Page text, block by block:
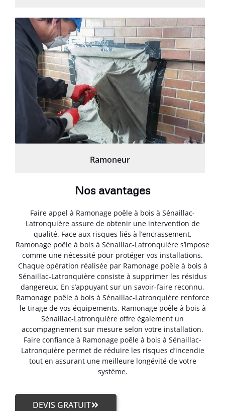
Ramoneur
Nos avantages
Faire appel à Ramonage poêle à bois à Sénaillac-
Latronquière assure de obtenir une intervention de
qualité. Face aux risques liés à l’encrassement,
Ramonage poêle à bois à Sénaillac-Latronquière s’impose
comme une nécessité pour protéger vos installations.
Chaque opération réalisée par Ramonage poêle à bois à
Sénaillac-Latronquière consiste à supprimer les résidus
dangereux. En s’appuyant sur un savoir-faire reconnu,
Ramonage poêle à bois à Sénaillac-Latronquière renforce
le tirage de vos équipements. Ramonage poêle à bois à
Sénaillac-Latronquière offre également un
accompagnement sur mesure selon votre installation.
Faire confiance à Ramonage poêle à bois à Sénaillac-
Latronquière permet de réduire les risques d’incendie
tout en assurant une meilleure longévité de votre
système.
DEVIS GRATUIT